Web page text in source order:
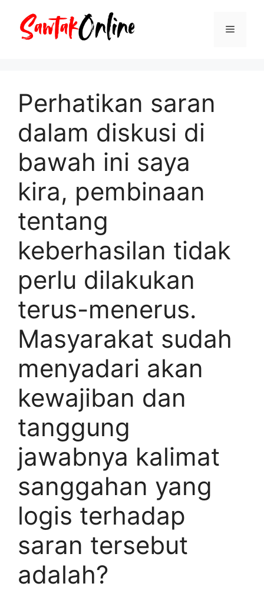
Menu
Perhatikan saran
dalam diskusi di
bawah ini saya
kira, pembinaan
tentang
keberhasilan tidak
perlu dilakukan
terus-menerus.
Masyarakat sudah
menyadari akan
kewajiban dan
tanggung
jawabnya kalimat
sanggahan yang
logis terhadap
saran tersebut
adalah?